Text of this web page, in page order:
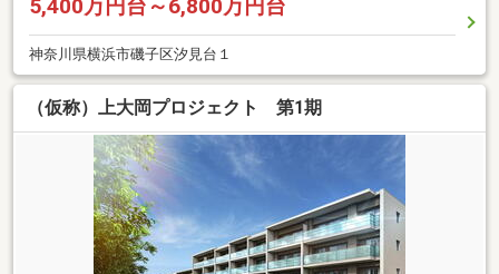
5,400万円台～6,800万円台
神奈川県横浜市磯子区汐見台１
（仮称）上大岡プロジェクト 第1期